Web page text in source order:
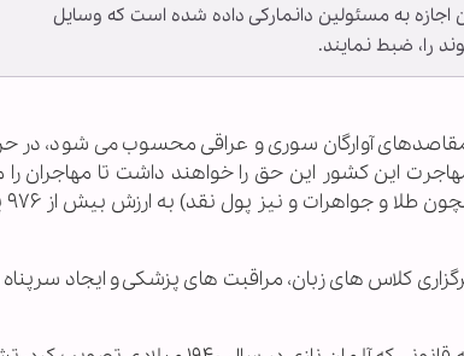
به مسئولین دانمارکی داده شده است که وسایل
مقاصدهای آوارگان سوری و عراقی محسوب می شود، در
این کشور این حق را خواهند داشت تا مهاجران را
کلاس های زبان، مراقبت های پزشکی و ایجاد سرپناه